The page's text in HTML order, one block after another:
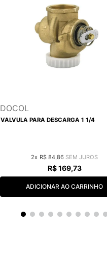
DOCOL
VÁLVULA PARA DESCARGA 1 1/4
2 R$ 84, 86
R$ 169,73
ADICIONAR AO CARRINHO